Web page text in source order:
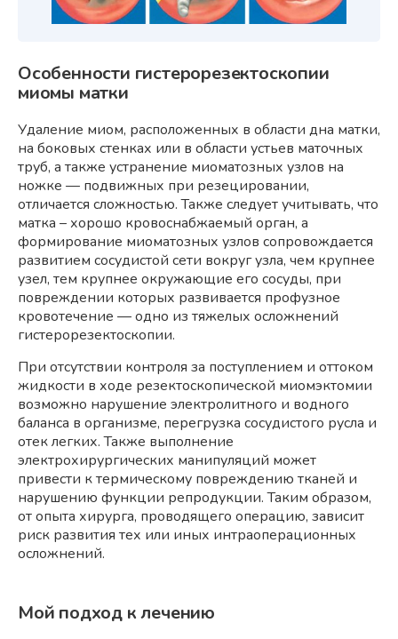
Особенности гистерорезектоскопии
миомы матки
Удаление миом, расположенных в области дна матки,
на боковых стенках или в области устьев маточных
труб, а также устранение миоматозных узлов на
ножке — подвижных при резецировании,
отличается сложностью. Также следует учитывать, что
матка – хорошо кровоснабжаемый орган, а
формирование миоматозных узлов сопровождается
развитием сосудистой сети вокруг узла, чем крупнее
узел, тем крупнее окружающие его сосуды, при
повреждении которых развивается профузное
кровотечение — одно из тяжелых осложнений
гистерорезектоскопии.
При отсутствии контроля за поступлением и оттоком
жидкости в ходе резектоскопической миомэктомии
возможно нарушение электролитного и водного
баланса в организме, перегрузка сосудистого русла и
отек легких. Также выполнение
электрохирургических манипуляций может
привести к термическому повреждению тканей и
нарушению функции репродукции. Таким образом,
от опыта хирурга, проводящего операцию, зависит
риск развития тех или иных интраоперационных
осложнений.
Мой подход к лечению